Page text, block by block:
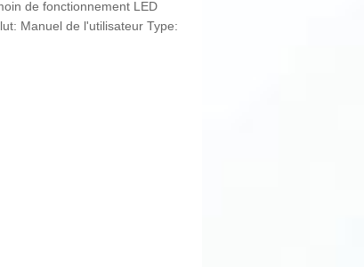
de fonctionnement LED
Manuel de l'utilisateur Type: